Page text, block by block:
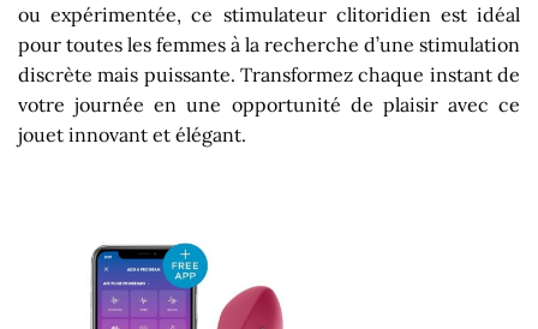
ou expérimentée, ce stimulateur clitoridien est idéal
pour toutes les femmes à la recherche d’une stimulation
discrète mais puissante. Transformez chaque instant de
votre journée en une opportunité de plaisir avec ce
jouet innovant et élégant.